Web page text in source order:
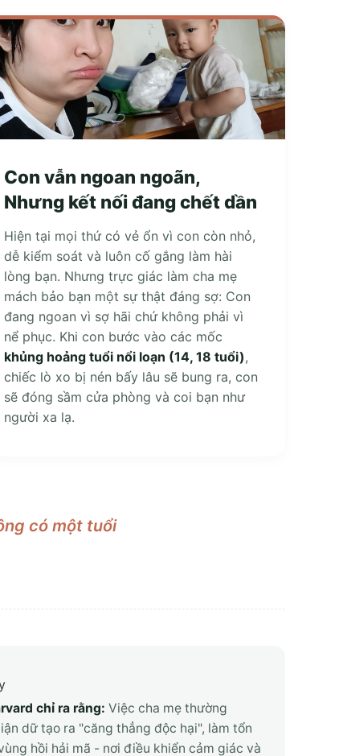
Con vẫn ngoan ngoãn,
Nhưng kết nối đang chết dần
Hiện tại mọi thứ có vẻ ổn vì con còn nhỏ,
dễ kiểm soát và luôn cố gắng làm hài
lòng bạn. Nhưng trực giác làm cha mẹ
mách bảo bạn một sự thật đáng sợ: Con
đang ngoan vì sợ hãi chứ không phải vì
nể phục. Khi con bước vào các mốc
khủng hoảng tuổi nổi loạn (14, 18 tuổi),
chiếc lò xo bị nén bấy lâu sẽ bung ra, con
sẽ đóng sầm cửa phòng và coi bạn như
người xa lạ.
có một tuổi
chỉ ra rằng: Việc cha mẹ thường
dữ tạo ra "căng thẳng độc hại", làm tổn
hồi hải mã - nơi điều khiển cảm giác và